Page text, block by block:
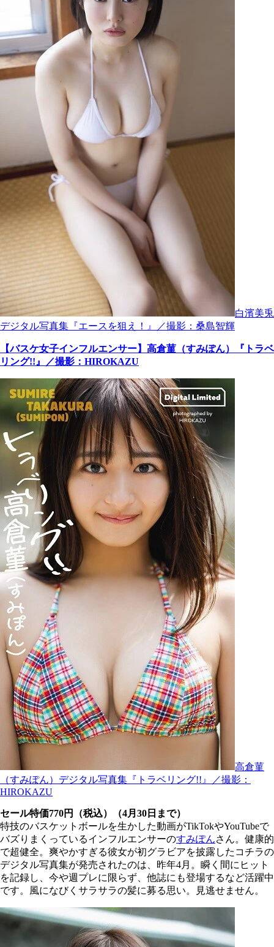
白濱美兎
デジタル写真集『エースを狙え！』／撮影：桑島智輝
【バスケ女子インフルエンサー】高倉菫（すみぽん）『トラベ
リング!!』／撮影：HIROKAZU
高倉菫
（すみぽん）デジタル写真集『トラベリング!!』／撮影：
HIROKAZU
セール特価770円（税込）（4月30日まで）
特技のバスケットボールを生かした動画がTikTokやYouTubeで
バズりまくっているインフルエンサーのすみぽんさん。健康的
で超健全。爽やかすぎる彼女が初グラビアを披露したコチラの
デジタル写真集が発売されたのは、昨年4月。瞬く間にヒット
を記録し、今や週プレに限らず、他誌にも登場するなど活躍中
です。風になびくサラサラの髪に募る思い。見逃せません。